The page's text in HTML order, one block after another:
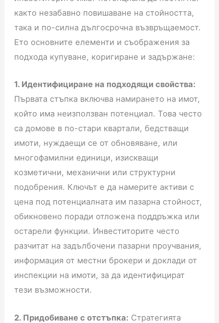
както незабавно повишаване на стойността,
така и по-силна дългосрочна възвръщаемост.
Ето основните елементи и съображения за
подхода купуване, коригиране и задържане:
1. Идентифициране на подходящи свойства:
Първата стъпка включва намирането на имот,
който има неизползван потенциал. Това често
са домове в по-стари квартали, бедстващи
имоти, нуждаещи се от обновяване, или
многофамилни единици, изискващи
козметични, механични или структурни
подобрения. Ключът е да намерите активи с
цена под потенциалната им пазарна стойност,
обикновено поради отложена поддръжка или
остарели функции. Инвеститорите често
разчитат на задълбочени пазарни проучвания,
информация от местни брокери и доклади от
инспекции на имоти, за да идентифицират
тези възможности.
2. Придобиване с отстъпка: Стратегията